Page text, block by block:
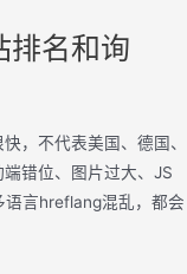
排名和询
，不代表美国、德国、
错位、图片过大、JS
言hreflang混乱，都会